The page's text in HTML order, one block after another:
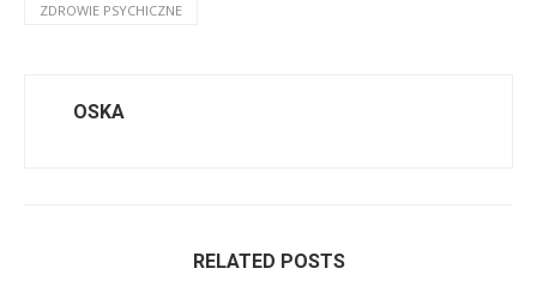
ZDROWIE PSYCHICZNE
OSKA
RELATED POSTS